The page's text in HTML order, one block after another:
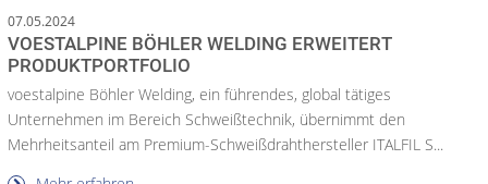
07.05.2024
VOESTALPINE BÖHLER WELDING ERWEITERT
PRODUKTPORTFOLIO
voestalpine Böhler Welding, ein führendes, global tätiges
Unternehmen im Bereich Schweißtechnik, übernimmt den
Mehrheitsanteil am Premium-Schweißdrahthersteller ITALFIL S...